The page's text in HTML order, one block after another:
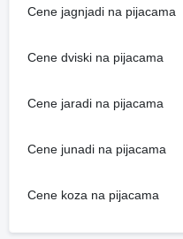
Cene jagnjadi na pijacama
Cene dviski na pijacama
Cene jaradi na pijacama
Cene junadi na pijacama
Cene koza na pijacama